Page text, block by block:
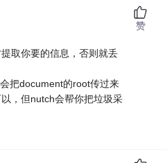
取你要的信息，否则就丢
把document的root传过来
，但nutch会帮你把垃圾采
赞